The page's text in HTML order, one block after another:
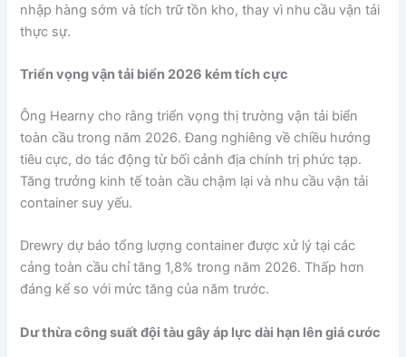
nhập hàng sớm và tích trữ tồn kho, thay vì nhu cầu vận tải
thực sự.
Triển vọng vận tải biển 2026 kém tích cực
Ông Hearny cho rằng triển vọng thị trường vận tải biển
toàn cầu trong năm 2026. Đang nghiêng về chiều hướng
tiêu cực, do tác động từ bối cảnh địa chính trị phức tạp.
Tăng trưởng kinh tế toàn cầu chậm lại và nhu cầu vận tải
container suy yếu.
Drewry dự báo tổng lượng container được xử lý tại các
cảng toàn cầu chỉ tăng 1,8% trong năm 2026. Thấp hơn
đáng kể so với mức tăng của năm trước.
Dư thừa công suất đội tàu gây áp lực dài hạn lên giá cước